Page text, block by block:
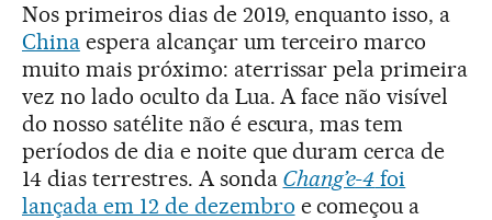
Nos primeiros dias de 2019, enquanto isso, a
Chinaespera alcançar um terceiro marco
muito mais próximo: aterrissar pela primeira
vez no lado oculto da Lua. A face não visível
do nosso satélite não é escura, mas tem
períodos de dia e noite que duram cerca de
14 dias terrestres. A sonda Chang’e-4 foi
lançada em 12 de dezembro e começou a